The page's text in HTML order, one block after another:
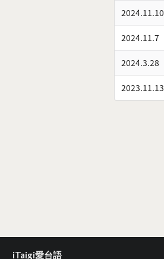
2024.11.10
2024.11.7
2024.3.28
2023.11.13
iTaigi愛台語